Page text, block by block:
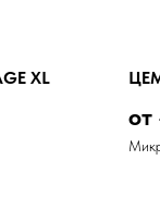
XL
от